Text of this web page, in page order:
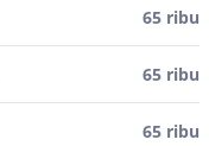
65 ribu
65 ribu
65 ribu